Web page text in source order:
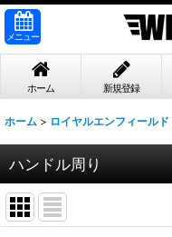
メニュー
ホーム 新規登録
ホーム > ロイヤルエンフィールド
ハンドル周り